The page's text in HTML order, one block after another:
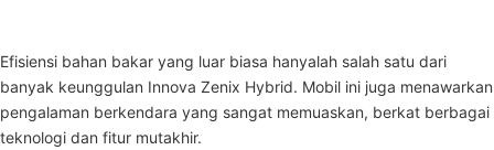
Efisiensi bahan bakar yang luar biasa hanyalah salah satu dari
banyak keunggulan Innova Zenix Hybrid. Mobil ini juga menawarkan
pengalaman berkendara yang sangat memuaskan, berkat berbagai
teknologi dan fitur mutakhir.